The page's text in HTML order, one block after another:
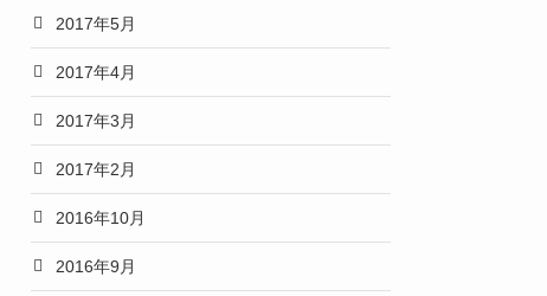
2017年5月
2017年4月
2017年3月
2017年2月
2016年10月
2016年9月